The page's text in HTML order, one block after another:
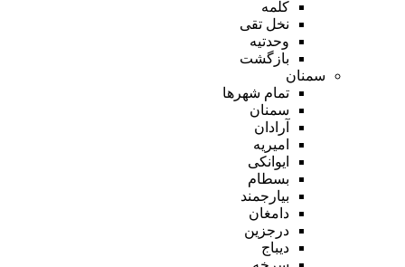
کلمه
نخل تقی
وحدتیه
بازگشت
سمنان
تمام شهر‌ها
سمنان
آرادان
امیریه
ایوانکی
بسطام
بیارجمند
دامغان
درجزین
دیباج